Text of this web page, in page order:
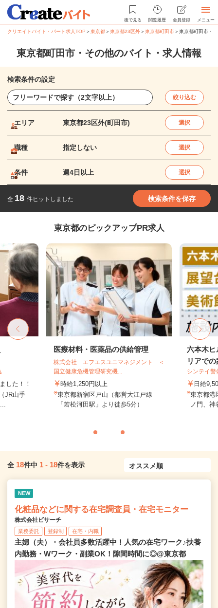
後で見る 閲覧履歴 会員登録 メニュー
クリエイトバイト・パート求人TOP ＞東京都＞東京都23区外＞東京都町田市＞東京都町田市・
東京都町田市・その他のバイト・求人情報
検索条件の設定
絞り込む
エリア 東京都23区外(町田市) 選択
職種 指定しない 選択
条件 週4日以上 選択
全 18 件ヒットしました 検索条件を保存
東京都のピックアップPR求人
した！！
JR山手
医療材料・医薬品の供給管理
株式会社 エフエスユニマネジメント ＜
国立健康危機管理研究機...
時給1,250円以上
東京都新宿区戸山（都営大江戸線
「若松河田駅」より徒歩5分）
六本木ヒ
リアで
シンテイ
日給
東京都港
ノ門、
全 18件中 1 - 18件を表示
NEW
化粧品などに関する在宅調査員・在宅モニター
株式会社ビサーチ
業務委託 登録制 在宅・内職
主婦（夫）・会社員多数活躍中！人気の在宅ワーク♪扶養
内勤務・Wワーク・副業OK！隙間時間に◎@東京都